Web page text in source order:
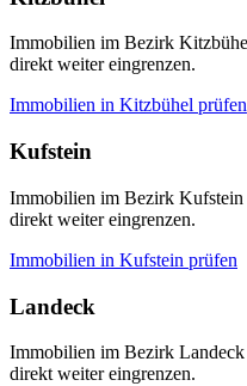
Immobilien im Bezirk
direkt weiter eingrenzen.
Immobilien in Kitzbühel prüfen
Kufstein
Immobilien im Bezirk Kufstein
direkt weiter eingrenzen.
Immobilien in Kufstein prüfen
Landeck
Immobilien im Bezirk Landeck
direkt weiter eingrenzen.